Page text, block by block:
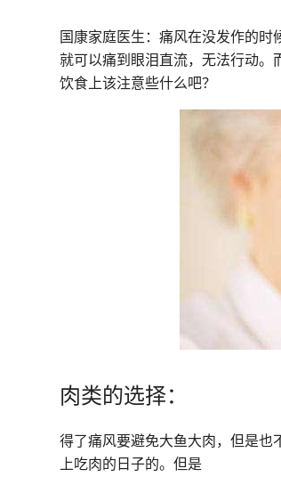
关于我们
国康家庭医生：痛风在没发作的时
就可以痛到眼泪直流，无法行动。
饮食上该注意些什么吧？
肉类的选择：
得了痛风要避免大鱼大肉，但是也
上吃肉的日子的。但是